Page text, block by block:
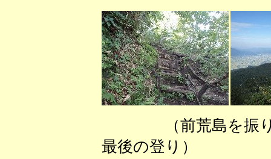
（前荒島を振
最後の登り） （